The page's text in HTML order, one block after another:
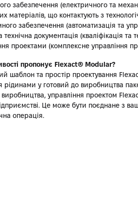
забезпечення (електричного та
матеріалів, що контактують з
забезпечення (автоматизація та
технічна документація (кваліфікація та
проектами (комплексне управління
пропонує Flexact® Modular?
шаблон та простір проектування
рідинами у готовий до виробництва
виробництва, управління проектом
Це може бути поєднане з
операція.